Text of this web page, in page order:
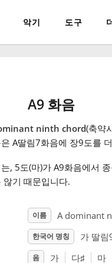
악기 도구
A9 화음
ninth chord(축약
A딸림7화음에 장9도를
, 5도(마)가 A9화음에서
않기 때문입니다.
이름 A dominant
한국어 명칭 가 딸림
음 가 다♯ 마